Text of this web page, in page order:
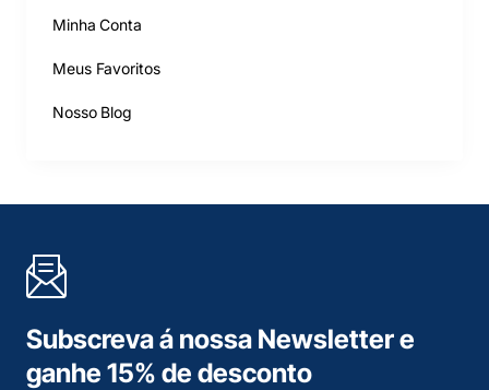
Minha Conta
Meus Favoritos
Nosso Blog
Subscreva á nossa Newsletter e
ganhe 15% de desconto